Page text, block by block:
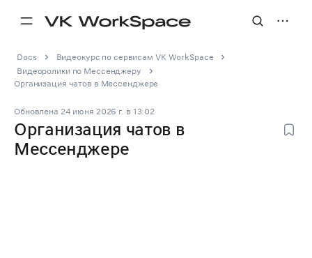
Docs
Видеокурс по сервисам VK WorkSpace
Видеоролики по Мессенджеру
Организация чатов в Мессенджере
Обновлена 24 июня 2026 г. в 13:02
Организация чатов в
Мессенджере